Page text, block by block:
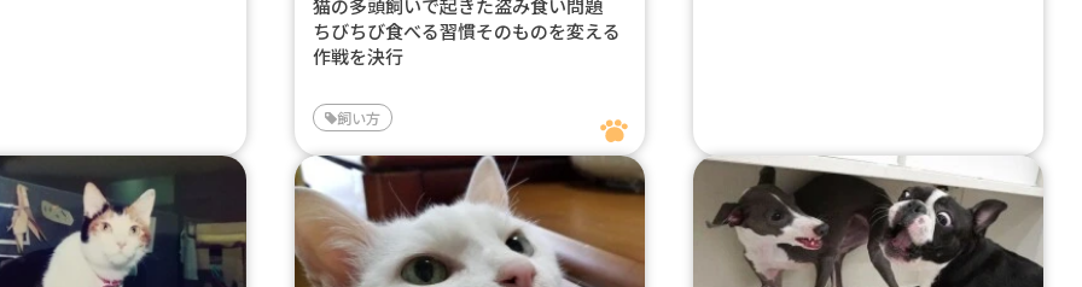
猫の多頭飼いで起きた盗み食い問題
ちびちび食べる習慣そのものを変える
作戦を決行
飼い方